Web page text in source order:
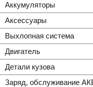
Аккумуляторы
Аксессуары
Выхлопная система
Двигатель
Детали кузова
Заряд, обслуживание